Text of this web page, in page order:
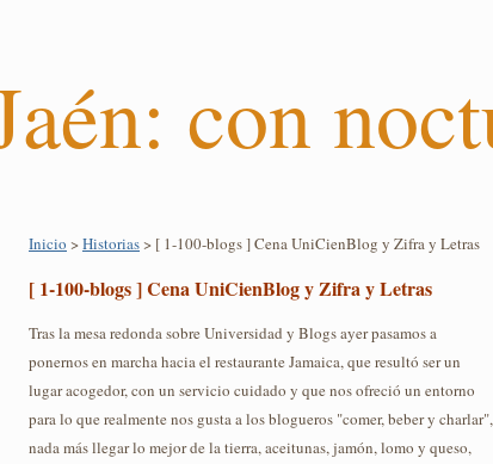
con
Inicio >Historias> [ 1-100-blogs ] Cena UniCienBlog y Zifra y Letras
[ 1-100-blogs ] Cena UniCienBlog y Zifra y Letras
Tras la mesa redonda sobre Universidad y Blogs ayer pasamos a
ponernos en marcha hacia el restaurante Jamaica, que resultó ser un
lugar acogedor, con un servicio cuidado y que nos ofreció un entorno
para lo que realmente nos gusta a los blogueros "comer, beber y charlar",
nada más llegar lo mejor de la tierra, aceitunas, jamón, lomo y queso,